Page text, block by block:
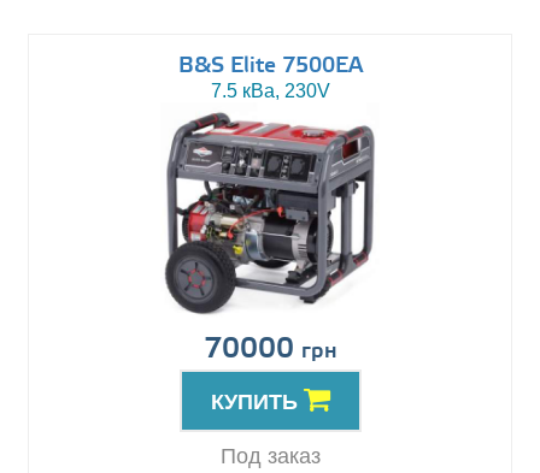
B&S Elite 7500EA
7.5 кВа, 230V
70000 грн
КУПИТЬ
Под заказ